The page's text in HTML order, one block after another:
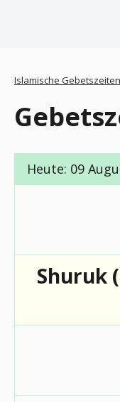
Islamische Gebetszeiten
Heute: 09
Shuruk